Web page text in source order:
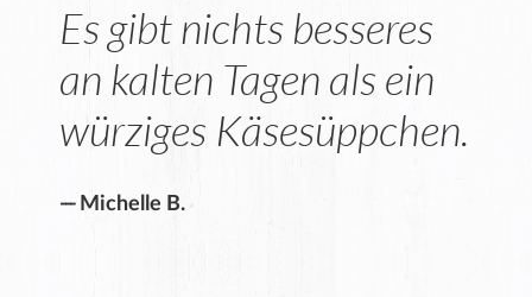
Es gibt nichts besseres
an kalten Tagen als ein
würziges Käsesüppchen.
Michelle B.